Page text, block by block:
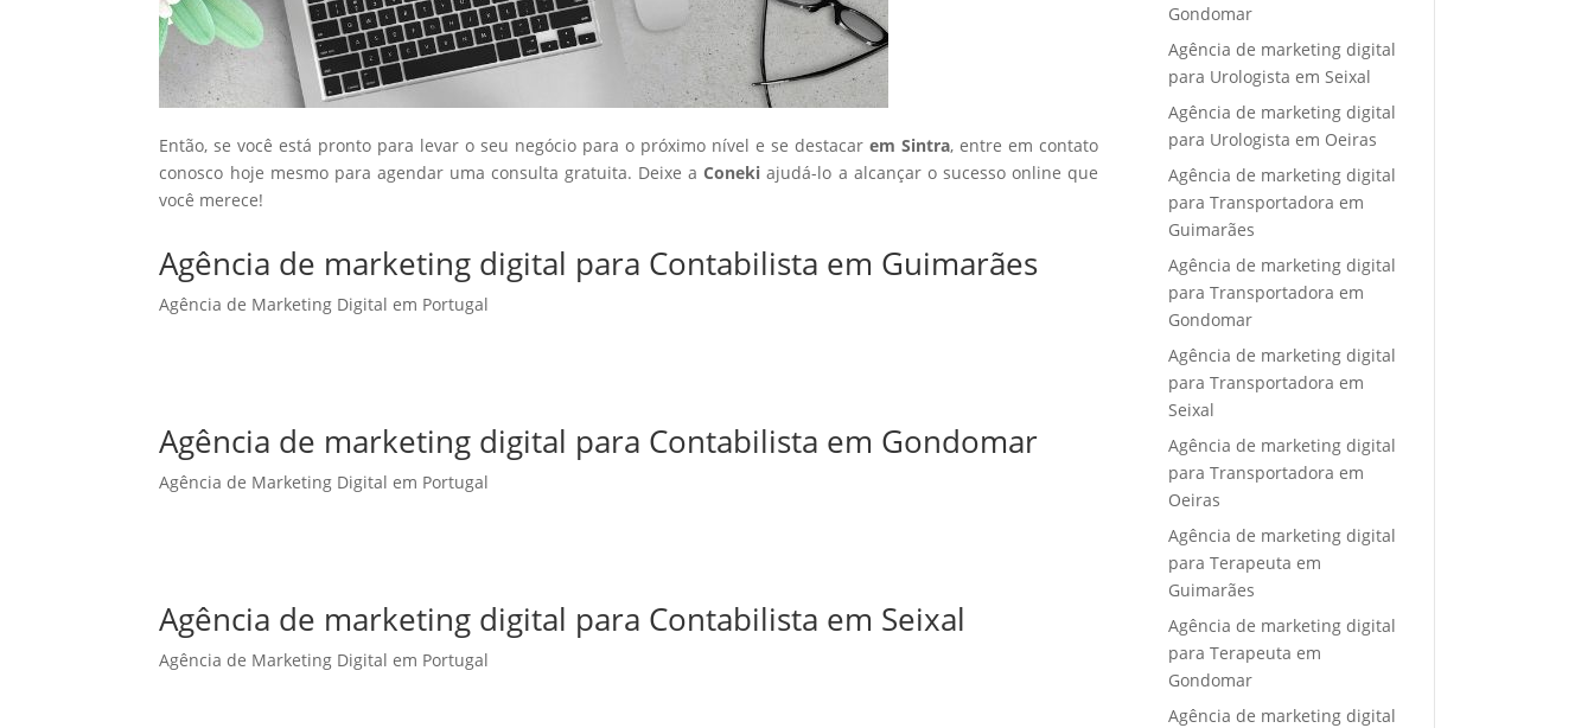
Então, se você está pronto para levar o seu negócio para o próximo nível e se destacarem Sintra, entre em contato
conosco hoje mesmo para agendar uma consulta gratuita. Deixe aConeki ajudá-lo a alcançar o sucesso online que
você merece!
Agência de marketing digital para Contabilista em Guimarães
Agência de Marketing Digital em Portugal
Agência de marketing digital para Contabilista em Gondomar
Agência de Marketing Digital em Portugal
Agência de marketing digital para Contabilista em Seixal
Agência de Marketing Digital em Portugal
Gondomar
Agência de marketing digital
para Urologista em Seixal
Agência de marketing digital
para Urologista em Oeiras
Agência de marketing digital
para Transportadora em
Guimarães
Agência de marketing digital
para Transportadora em
Gondomar
Agência de marketing digital
para Transportadora em
Seixal
Agência de marketing digital
para Transportadora em
Oeiras
Agência de marketing digital
para Terapeuta em
Guimarães
Agência de marketing digital
para Terapeuta em
Gondomar
Agência de marketing digital